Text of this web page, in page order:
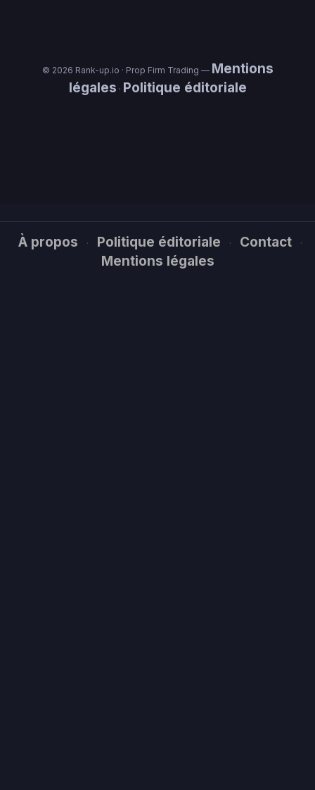
© 2026 Rank-up.io · Prop Firm Trading — Mentions
légales · Politique éditoriale
À propos · Politique éditoriale · Contact ·
Mentions légales